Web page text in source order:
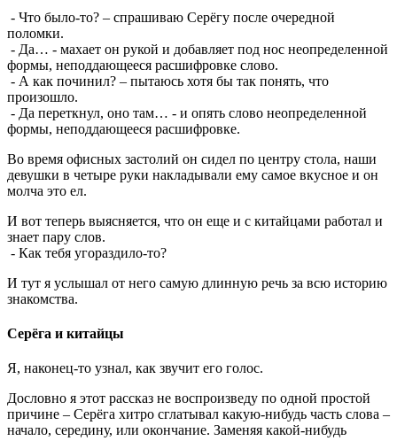
- Что было-то? – спрашиваю Серёгу после очередной
поломки.
- Да… - махает он рукой и добавляет под нос неопределенной
формы, неподдающееся расшифровке слово.
- А как починил? – пытаюсь хотя бы так понять, что
произошло.
- Да переткнул, оно там… - и опять слово неопределенной
формы, неподдающееся расшифровке.
Во время офисных застолий он сидел по центру стола, наши
девушки в четыре руки накладывали ему самое вкусное и он
молча это ел.
И вот теперь выясняется, что он еще и с китайцами работал и
знает пару слов.
- Как тебя угораздило-то?
И тут я услышал от него самую длинную речь за всю историю
знакомства.
Серёга и китайцы
Я, наконец-то узнал, как звучит его голос.
Дословно я этот рассказ не воспроизведу по одной простой
причине – Серёга хитро сглатывал какую-нибудь часть слова –
начало, середину, или окончание. Заменяя какой-нибудь